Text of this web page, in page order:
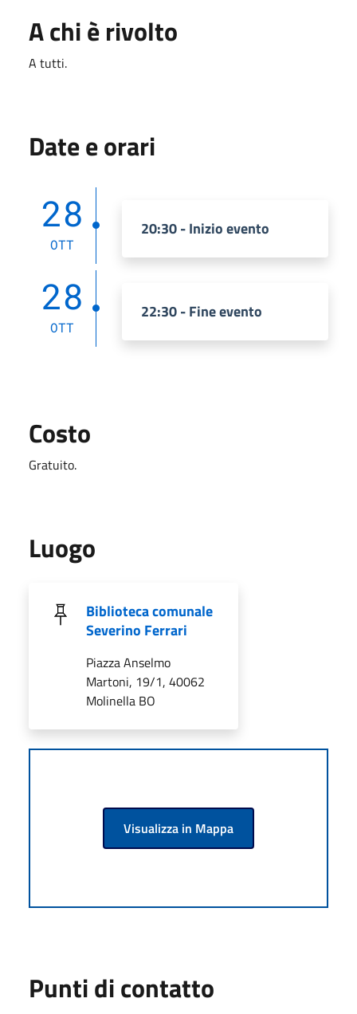
A chi è rivolto
A tutti.
Date e orari
28
OTT
20:30 - Inizio evento
28
OTT
22:30 - Fine evento
Costo
Gratuito.
Luogo
Biblioteca comunale
Severino Ferrari
Piazza Anselmo
Martoni, 19/1, 40062
Molinella BO
Visualizza in Mappa
Punti di contatto